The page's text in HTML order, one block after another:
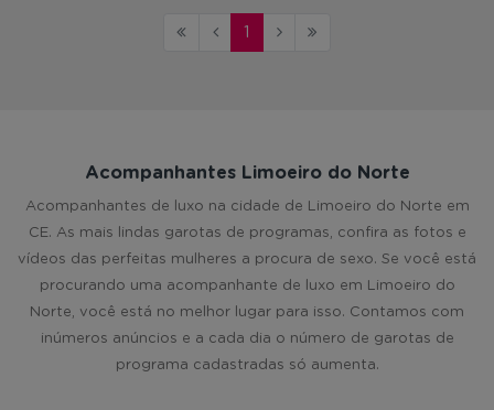
1
Acompanhantes Limoeiro do Norte
Acompanhantes de luxo na cidade de Limoeiro do Norte em
CE. As mais lindas garotas de programas, confira as fotos e
vídeos das perfeitas mulheres a procura de sexo. Se você está
procurando uma acompanhante de luxo em Limoeiro do
Norte, você está no melhor lugar para isso. Contamos com
inúmeros anúncios e a cada dia o número de garotas de
programa cadastradas só aumenta.